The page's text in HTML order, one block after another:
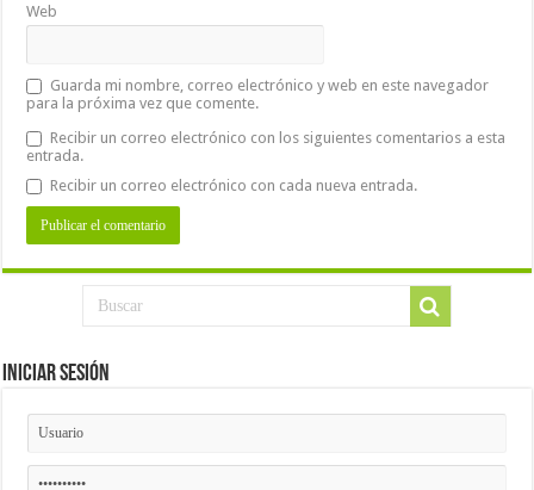
Web
Guarda mi nombre, correo electrónico y web en este navegador
para la próxima vez que comente.
Recibir un correo electrónico con los siguientes comentarios a esta
entrada.
Recibir un correo electrónico con cada nueva entrada.
Iniciar Sesión